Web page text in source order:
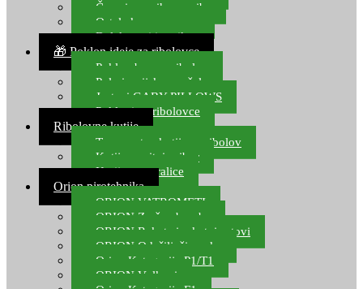
Čamci za prihranu ribe
Ostala kamp oprema
Dalekozori i optika
🎁 Poklon ideje za ribolovce
Poklon bon za ribolov
Polarizacijske naočale
Jastuci GABY PILLOWS
Pokloni za ribolovce
Ribolovne kutije
Transportne kutije za ribolov
Kutije za sitni pribor
Kutije za varalice
Orion pirotehnika
ORION VATROMETI
ORION Zračne bombe
ORION Rakete i raketni setovi
ORION Odašiljači zvuka
Orion Kategorija P1/T1
ORION Vulkani